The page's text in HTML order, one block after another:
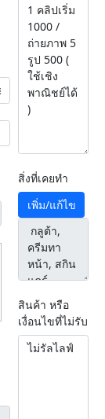
สิ่งที่เคยทำ
เพิ่ม/แก้ไข
สินค้า หรือ
เงื่อนไขที่ไม่รับ